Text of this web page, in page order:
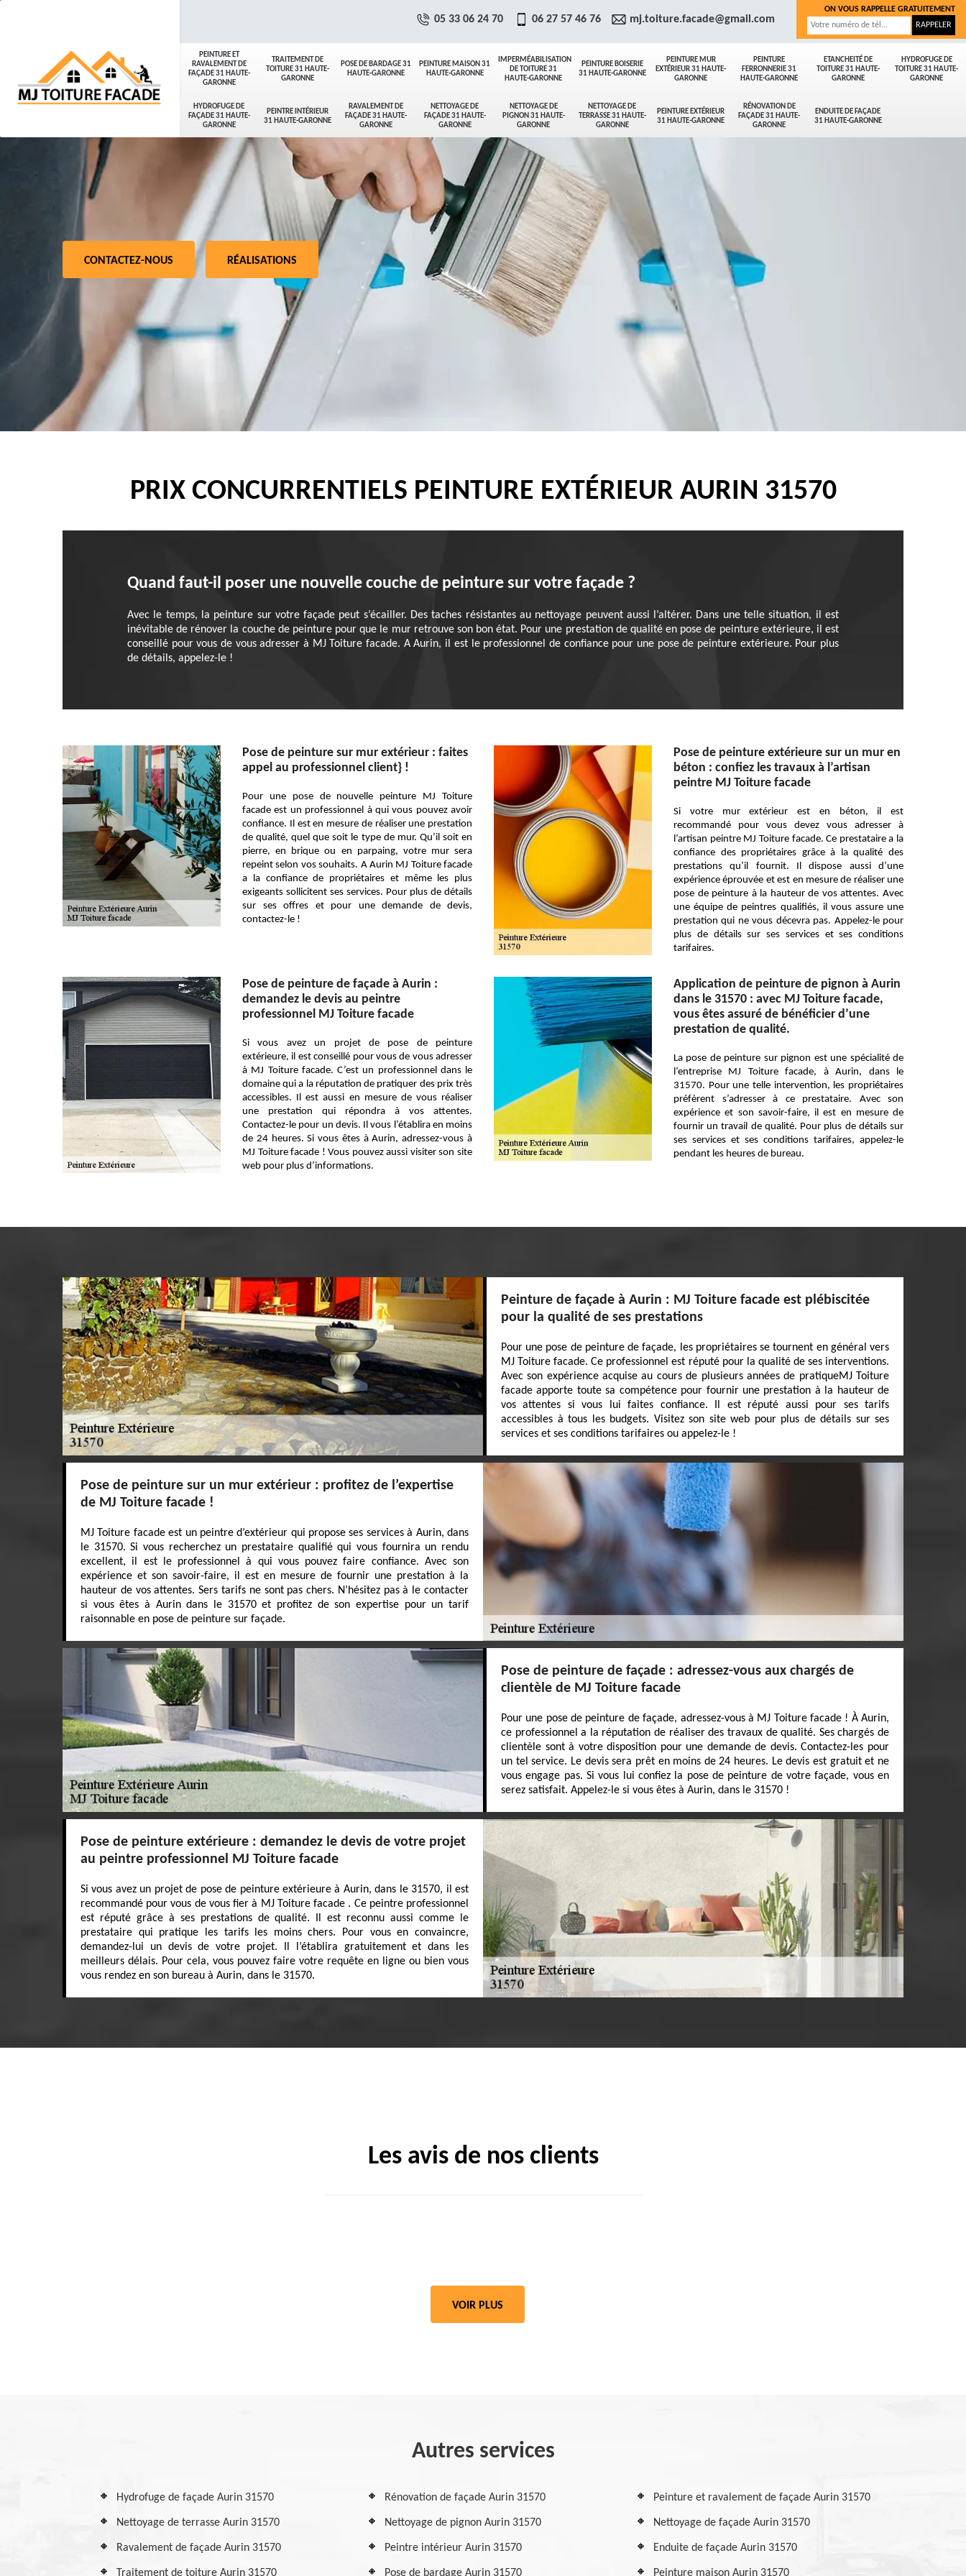
PEINTURE ET
RAVALEMENT DE
FAÇADE 31 HAUTE-
GARONNE
TRAITEMENT DE
TOITURE 31 HAUTE-
GARONNE
POSE DE BARDAGE 31
HAUTE-GARONNE
PEINTURE MAISON 31
HAUTE-GARONNE
IMPERMÉABILISATION
DE TOITURE 31
HAUTE-GARONNE
PEINTURE BOISERIE
31 HAUTE-GARONNE
PEINTURE MUR
EXTÉRIEUR 31 HAUTE-
GARONNE
PEINTURE
FERRONNERIE 31
HAUTE-GARONNE
ETANCHEITÉ DE
TOITURE 31 HAUTE-
GARONNE
HYDROFUGE DE
TOITURE 31 HAUTE-
GARONNE
HYDROFUGE DE
FAÇADE 31 HAUTE-
GARONNE
PEINTRE INTÉRIEUR
31 HAUTE-GARONNE
RAVALEMENT DE
FAÇADE 31 HAUTE-
GARONNE
NETTOYAGE DE
FAÇADE 31 HAUTE-
GARONNE
NETTOYAGE DE
PIGNON 31 HAUTE-
GARONNE
NETTOYAGE DE
TERRASSE 31 HAUTE-
GARONNE
PEINTURE EXTÉRIEUR
31 HAUTE-GARONNE
RÉNOVATION DE
FAÇADE 31 HAUTE-
GARONNE
ENDUITE DE FAÇADE
31 HAUTE-GARONNE
05 33 06 24 70 06 27 57 46 76 mj.toiture.facade@gmail.com
ON VOUS RAPPELLE GRATUITEMENT
CONTACTEZ-NOUS RÉALISATIONS
PRIX CONCURRENTIELS PEINTURE EXTÉRIEUR AURIN 31570
Quand faut-il poser une nouvelle couche de peinture sur votre façade ?
Avec le temps, la peinture sur votre façade peut s’écailler. Des taches résistantes au nettoyage peuvent aussi l’altérer. Dans une telle situation, il est
inévitable de rénover la couche de peinture pour que le mur retrouve son bon état. Pour une prestation de qualité en pose de peinture extérieure, il est
conseillé pour vous de vous adresser à MJ Toiture facade. A Aurin, il est le professionnel de confiance pour une pose de peinture extérieure. Pour plus
de détails, appelez-le !
Pose de peinture sur mur extérieur : faites
appel au professionnel client} !
Pour une pose de nouvelle peinture MJ Toiture
facade est un professionnel à qui vous pouvez avoir
confiance. Il est en mesure de réaliser une prestation
de qualité, quel que soit le type de mur. Qu’il soit en
pierre, en brique ou en parpaing, votre mur sera
repeint selon vos souhaits. A Aurin MJ Toiture facade
a la confiance de propriétaires et même les plus
exigeants sollicitent ses services. Pour plus de détails
sur ses offres et pour une demande de devis,
contactez-le !
Pose de peinture extérieure sur un mur en
béton : confiez les travaux à l’artisan
peintre MJ Toiture facade
Si votre mur extérieur est en béton, il est
recommandé pour vous devez vous adresser à
l’artisan peintre MJ Toiture facade. Ce prestataire a la
confiance des propriétaires grâce à la qualité des
prestations qu’il fournit. Il dispose aussi d’une
expérience éprouvée et est en mesure de réaliser une
pose de peinture à la hauteur de vos attentes. Avec
une équipe de peintres qualifiés, il vous assure une
prestation qui ne vous décevra pas. Appelez-le pour
plus de détails sur ses services et ses conditions
tarifaires.
Pose de peinture de façade à Aurin :
demandez le devis au peintre
professionnel MJ Toiture facade
Si vous avez un projet de pose de peinture
extérieure, il est conseillé pour vous de vous adresser
à MJ Toiture facade. C’est un professionnel dans le
domaine qui a la réputation de pratiquer des prix très
accessibles. Il est aussi en mesure de vous réaliser
une prestation qui répondra à vos attentes.
Contactez-le pour un devis. Il vous l’établira en moins
de 24 heures. Si vous êtes à Aurin, adressez-vous à
MJ Toiture facade ! Vous pouvez aussi visiter son site
web pour plus d’informations.
Application de peinture de pignon à Aurin
dans le 31570 : avec MJ Toiture facade,
vous êtes assuré de bénéficier d’une
prestation de qualité.
La pose de peinture sur pignon est une spécialité de
l’entreprise MJ Toiture facade, à Aurin, dans le
31570. Pour une telle intervention, les propriétaires
préfèrent s’adresser à ce prestataire. Avec son
expérience et son savoir-faire, il est en mesure de
fournir un travail de qualité. Pour plus de détails sur
ses services et ses conditions tarifaires, appelez-le
pendant les heures de bureau.
Peinture de façade à Aurin : MJ Toiture facade est plébiscitée
pour la qualité de ses prestations
Pour une pose de peinture de façade, les propriétaires se tournent en général vers
MJ Toiture facade. Ce professionnel est réputé pour la qualité de ses interventions.
Avec son expérience acquise au cours de plusieurs années de pratiqueMJ Toiture
facade apporte toute sa compétence pour fournir une prestation à la hauteur de
vos attentes si vous lui faites confiance. Il est réputé aussi pour ses tarifs
accessibles à tous les budgets. Visitez son site web pour plus de détails sur ses
services et ses conditions tarifaires ou appelez-le !
Pose de peinture sur un mur extérieur : profitez de l’expertise
de MJ Toiture facade !
MJ Toiture facade est un peintre d’extérieur qui propose ses services à Aurin, dans
le 31570. Si vous recherchez un prestataire qualifié qui vous fournira un rendu
excellent, il est le professionnel à qui vous pouvez faire confiance. Avec son
expérience et son savoir-faire, il est en mesure de fournir une prestation à la
hauteur de vos attentes. Sers tarifs ne sont pas chers. N’hésitez pas à le contacter
si vous êtes à Aurin dans le 31570 et profitez de son expertise pour un tarif
raisonnable en pose de peinture sur façade.
Pose de peinture de façade : adressez-vous aux chargés de
clientèle de MJ Toiture facade
Pour une pose de peinture de façade, adressez-vous à MJ Toiture facade ! À Aurin,
ce professionnel a la réputation de réaliser des travaux de qualité. Ses chargés de
clientèle sont à votre disposition pour une demande de devis. Contactez-les pour
un tel service. Le devis sera prêt en moins de 24 heures. Le devis est gratuit et ne
vous engage pas. Si vous lui confiez la pose de peinture de votre façade, vous en
serez satisfait. Appelez-le si vous êtes à Aurin, dans le 31570 !
Pose de peinture extérieure : demandez le devis de votre projet
au peintre professionnel MJ Toiture facade
Si vous avez un projet de pose de peinture extérieure à Aurin, dans le 31570, il est
recommandé pour vous de vous fier à MJ Toiture facade . Ce peintre professionnel
est réputé grâce à ses prestations de qualité. Il est reconnu aussi comme le
prestataire qui pratique les tarifs les moins chers. Pour vous en convaincre,
demandez-lui un devis de votre projet. Il l’établira gratuitement et dans les
meilleurs délais. Pour cela, vous pouvez faire votre requête en ligne ou bien vous
vous rendez en son bureau à Aurin, dans le 31570.
Les avis de nos clients
VOIR PLUS
Autres services
Hydrofuge de façade Aurin 31570 Rénovation de façade Aurin 31570 Peinture et ravalement de façade Aurin 31570
Nettoyage de terrasse Aurin 31570 Nettoyage de pignon Aurin 31570 Nettoyage de façade Aurin 31570
Ravalement de façade Aurin 31570 Peintre intérieur Aurin 31570 Enduite de façade Aurin 31570
Traitement de toiture Aurin 31570 Pose de bardage Aurin 31570 Peinture maison Aurin 31570